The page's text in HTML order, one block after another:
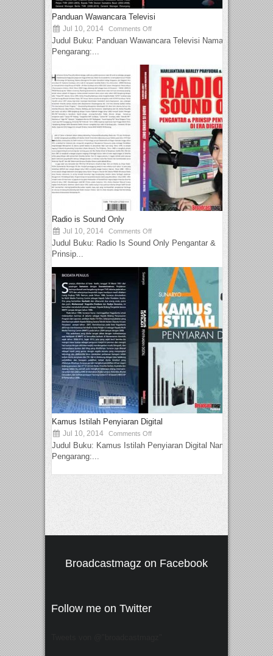
Panduan Wawancara Televisi
Jul 10, 2014 Comments Off
Judul Buku: Panduan Wawancara Televisi Nama
Pengarang:...
Radio is Sound Only
Jul 10, 2014 Comments Off
Judul Buku: Radio Is Sound Only Pengantar &
Prinsip...
Kamus Istilah Penyiaran Digital
Jul 10, 2014 Comments Off
Judul Buku: Kamus Istilah Penyiaran Digital Nama
Pengarang:...
Broadcastmagz on Facebook
Follow me on Twitter